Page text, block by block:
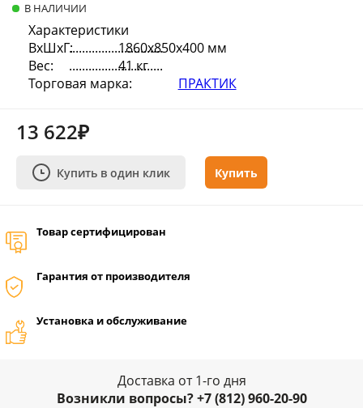
В НАЛИЧИИ
Характеристики
ВхШхГ:
1860х850х400 мм
Вес:
41 кг
Торговая марка:
ПРАКТИК
13 622₽
Купить в один клик Купить
Товар сертифицирован
Гарантия от производителя
Установка и обслуживание
Доставка от 1-го дня
Возникли вопросы? +7 (812) 960-20-90